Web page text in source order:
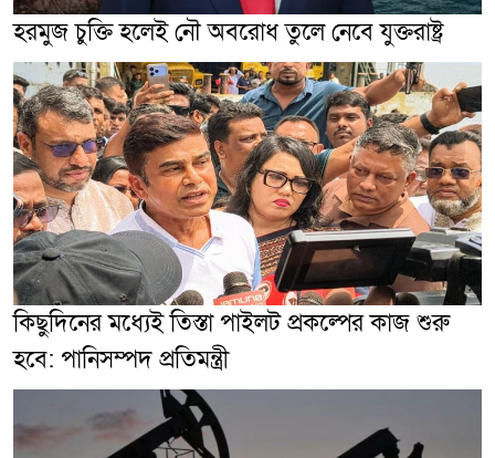
হরমুজ চুক্তি হলেই নৌ অবরোধ তুলে নেবে যুক্তরাষ্ট্র
কিছুদিনের মধ্যেই তিস্তা পাইলট প্রকল্পের কাজ শুরু
হবে: পানিসম্পদ প্রতিমন্ত্রী